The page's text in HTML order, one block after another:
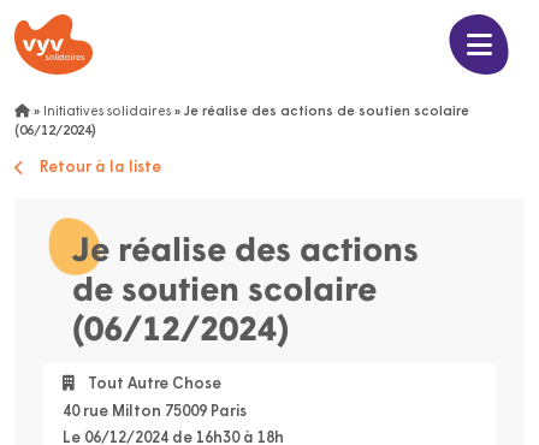
» Initiatives solidaires » Je réalise des actions de soutien scolaire
(06/12/2024)
Retour à la liste
Je réalise des actions
de soutien scolaire
(06/12/2024)
Tout Autre Chose
40 rue Milton 75009 Paris
Le 06/12/2024 de 16h30 à 18h